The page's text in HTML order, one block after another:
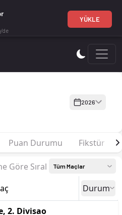
| Paranaense, 2. Divisao'de
2026
Puan Durumu Fikstür
Göre Sırala Tüm Maçlar
Durum
2. Divisao
YÜKLE